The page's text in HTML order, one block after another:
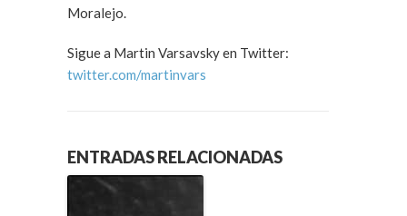
Moralejo.
Sigue a Martin Varsavsky en Twitter:
twitter.com/martinvars
ENTRADAS RELACIONADAS